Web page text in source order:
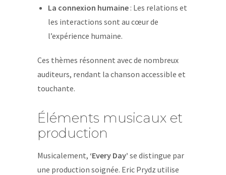
La connexion humaine: Les relations et
les interactions sont au cœur de
l’expérience humaine.
Ces thèmes résonnent avec de nombreux
auditeurs, rendant la chanson accessible et
touchante.
Éléments musicaux et
production
Musicalement, ‘Every Day’ se distingue par
une production soignée. Eric Prydz utilise